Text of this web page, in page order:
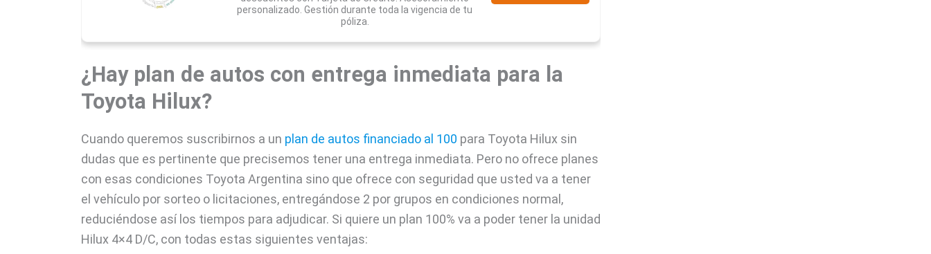
personalizado. Gestión durante toda la vigencia de tu
póliza.
¿Hay plan de autos con entrega inmediata para la
Toyota Hilux?
Cuando queremos suscribirnos a un plan de autos financiado al 100 para Toyota Hilux sin
dudas que es pertinente que precisemos tener una entrega inmediata. Pero no ofrece planes
con esas condiciones Toyota Argentina sino que ofrece con seguridad que usted va a tener
el vehículo por sorteo o licitaciones, entregándose 2 por grupos en condiciones normal,
reduciéndose así los tiempos para adjudicar. Si quiere un plan 100% va a poder tener la unidad
Hilux 4×4 D/C, con todas estas siguientes ventajas: